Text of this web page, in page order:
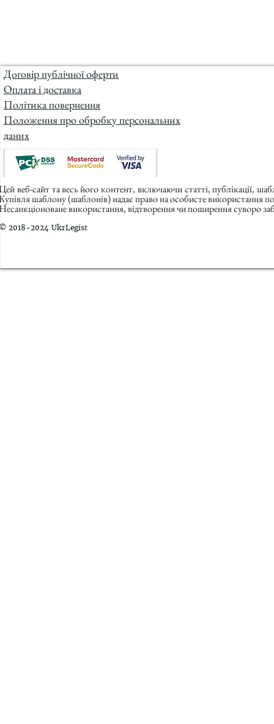
Договір публічної оферти
Оплата і доставка
Політика повернення
Положення про обробку персональних
даних
веб-сайт та весь його контент, включаючи статті, публікації,
шаблону (шаблонів) надає право на особисте використання
використання, відтворення чи поширення суворо
2018-2024 UkrLegist